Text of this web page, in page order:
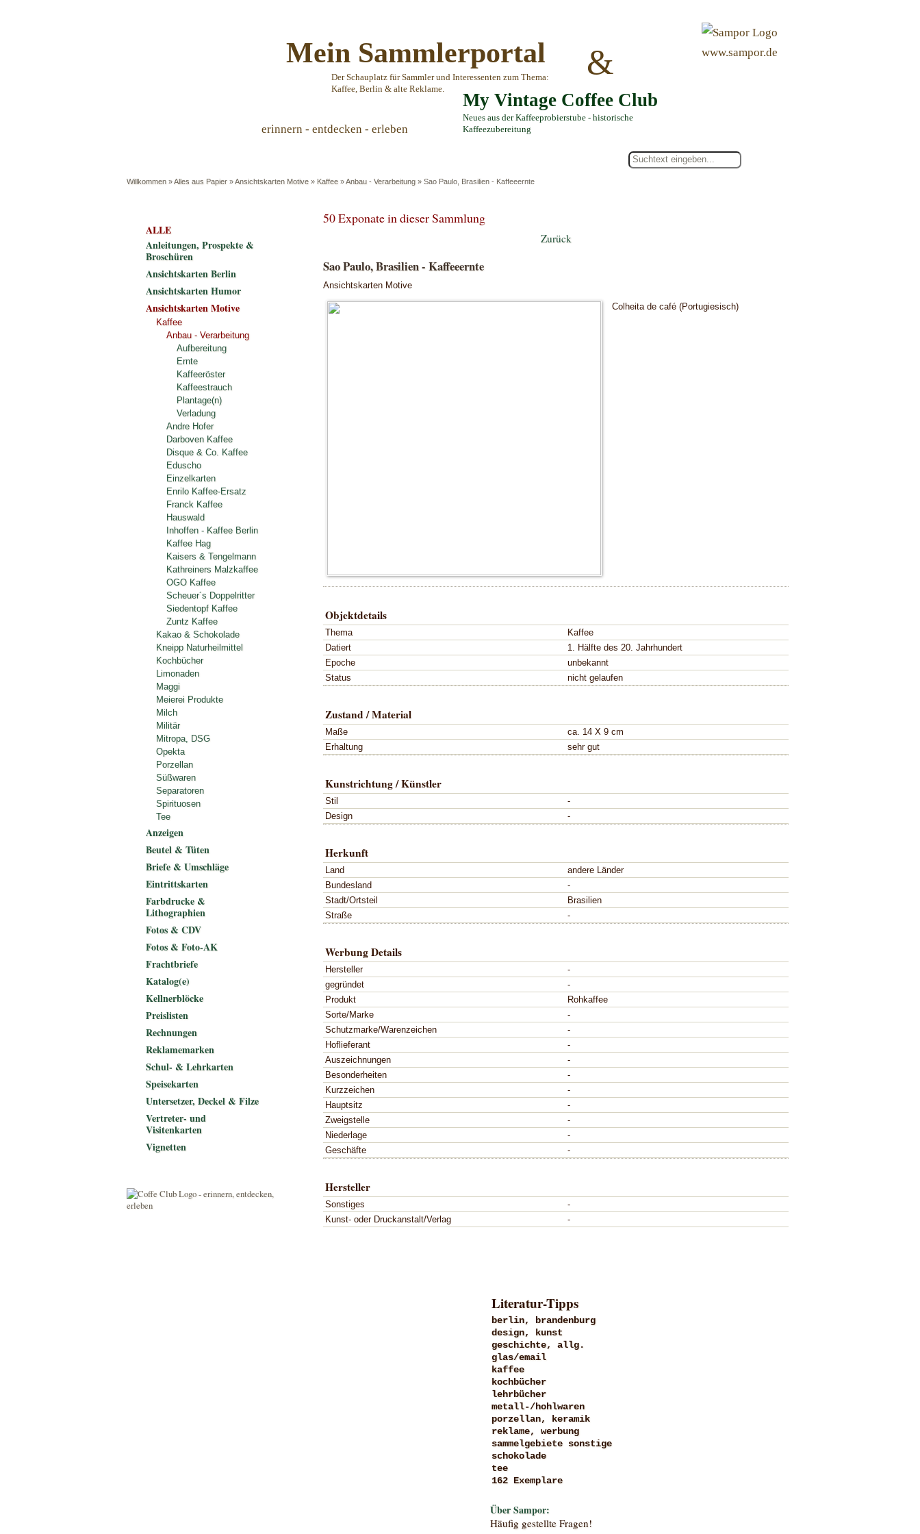
Mein Sammlerportal
Der Schauplatz für Sammler und Interessenten zum Thema:
Kaffee, Berlin & alte Reklame.
&
My Vintage Coffee Club
Neues aus der Kaffeeprobierstube - historische
Kaffeezubereitung
www.sampor.de
erinnern - entdecken - erleben
Willkommen »Alles aus Papier »Ansichtskarten Motive » Kaffee »Anbau - Verarbeitung » Sao Paulo, Brasilien - Kaffeeernte
50 Exponate in dieser Sammlung
Zurück
Sao Paulo, Brasilien - Kaffeeernte
Ansichtskarten Motive
Colheita de café (Portugiesisch)
Objektdetails
Thema
Kaffee
Datiert
1. Hälfte des 20. Jahrhundert
Epoche
unbekannt
Status
nicht gelaufen
Zustand / Material
Maße
ca. 14 X 9 cm
Erhaltung
sehr gut
Kunstrichtung / Künstler
Stil
-
Design
-
Herkunft
Land
andere Länder
Bundesland
-
Stadt/Ortsteil
Brasilien
Straße
-
Werbung Details
Hersteller
-
gegründet
-
Produkt
Rohkaffee
Sorte/Marke
-
Schutzmarke/Warenzeichen
-
Hoflieferant
-
Auszeichnungen
-
Besonderheiten
-
Kurzzeichen
-
Hauptsitz
-
Zweigstelle
-
Niederlage
-
Geschäfte
-
Hersteller
Sonstiges
-
Kunst- oder Druckanstalt/Verlag
-
ALLE
Anleitungen, Prospekte &
Broschüren
Ansichtskarten Berlin
Ansichtskarten Humor
Ansichtskarten Motive
Kaffee
Anbau - Verarbeitung
Aufbereitung
Ernte
Kaffeeröster
Kaffeestrauch
Plantage(n)
Verladung
Andre Hofer
Darboven Kaffee
Disque & Co. Kaffee
Eduscho
Einzelkarten
Enrilo Kaffee-Ersatz
Franck Kaffee
Hauswald
Inhoffen - Kaffee Berlin
Kaffee Hag
Kaisers & Tengelmann
Kathreiners Malzkaffee
OGO Kaffee
Scheuer´s Doppelritter
Siedentopf Kaffee
Zuntz Kaffee
Kakao & Schokolade
Kneipp Naturheilmittel
Kochbücher
Limonaden
Maggi
Meierei Produkte
Milch
Militär
Mitropa, DSG
Opekta
Porzellan
Süßwaren
Separatoren
Spirituosen
Tee
Anzeigen
Beutel & Tüten
Briefe & Umschläge
Eintrittskarten
Farbdrucke &
Lithographien
Fotos & CDV
Fotos & Foto-AK
Frachtbriefe
Katalog(e)
Kellnerblöcke
Preislisten
Rechnungen
Reklamemarken
Schul- & Lehrkarten
Speisekarten
Untersetzer, Deckel & Filze
Vertreter- und
Visitenkarten
Vignetten
Literatur-Tipps
berlin, brandenburg
design, kunst
geschichte, allg.
glas/email
kaffee
kochbücher
lehrbücher
metall-/hohlwaren
porzellan, keramik
reklame, werbung
sammelgebiete sonstige
schokolade
tee
162 Exemplare
Über Sampor:
Häufig gestellte Fragen!